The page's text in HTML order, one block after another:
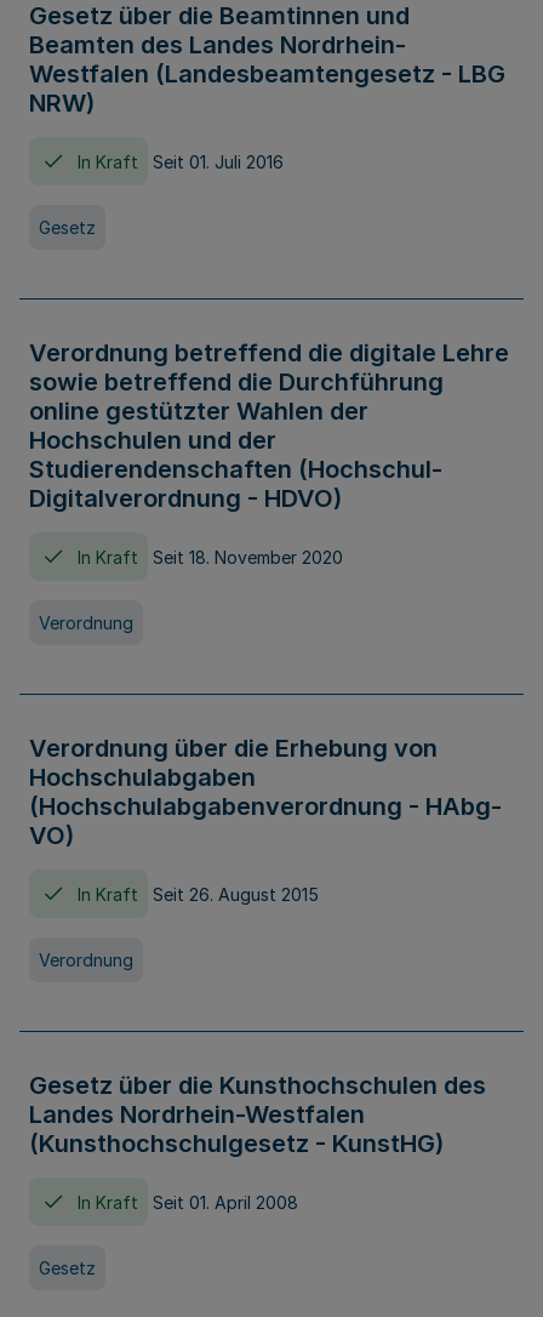
Gesetz über die Beamtinnen und
Beamten des Landes Nordrhein-
Westfalen (Landesbeamtengesetz - LBG
NRW)
In Kraft Seit 01. Juli 2016
Gesetz
Verordnung betreffend die digitale Lehre
sowie betreffend die Durchführung
online gestützter Wahlen der
Hochschulen und der
Studierendenschaften (Hochschul-
Digitalverordnung - HDVO)
In Kraft Seit 18. November 2020
Verordnung
Verordnung über die Erhebung von
Hochschulabgaben
(Hochschulabgabenverordnung - HAbg-
VO)
In Kraft Seit 26. August 2015
Verordnung
Gesetz über die Kunsthochschulen des
Landes Nordrhein-Westfalen
(Kunsthochschulgesetz - KunstHG)
In Kraft Seit 01. April 2008
Gesetz